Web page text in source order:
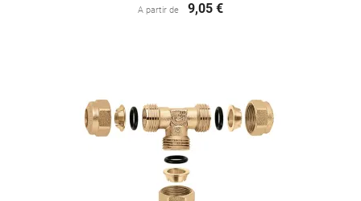
A partir de 9,05 €